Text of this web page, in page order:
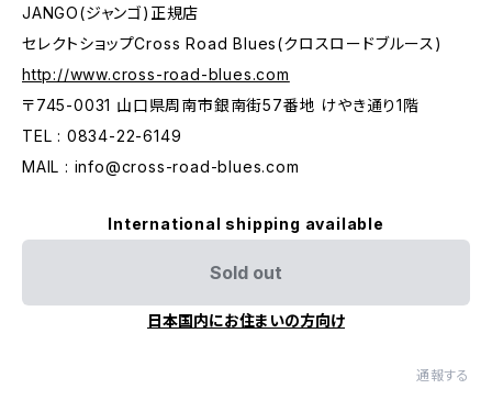
JANGO(ジャンゴ)正規店
セレクトショップCross Road Blues(クロスロードブルース)
http://www.cross-road-blues.com
〒745-0031 山口県周南市銀南街57番地 けやき通り1階
TEL : 0834-22-6149
MAIL : info@cross-road-blues.com
International shipping available
Sold out
日本国内にお住まいの方向け
通報する